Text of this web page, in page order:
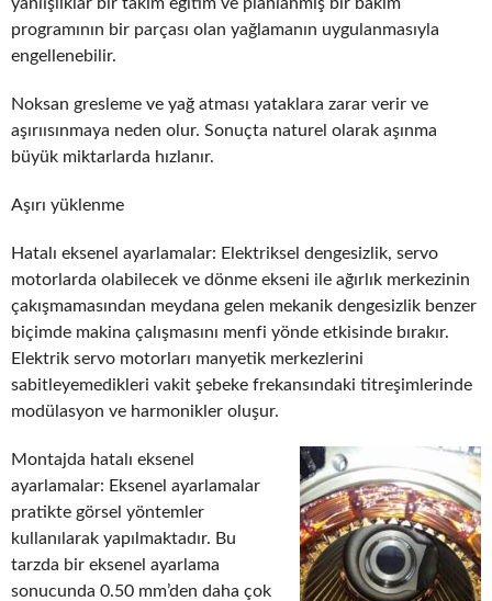
programının bir parçası olan yağlamanın uygulanmasıyla
engellenebilir.
Noksan gresleme ve yağ atması yataklara zarar verir ve
aşırıısınmaya neden olur. Sonuçta naturel olarak aşınma
büyük miktarlarda hızlanır.
Aşırı yüklenme
Hatalı eksenel ayarlamalar: Elektriksel dengesizlik, servo
motorlarda olabilecek ve dönme ekseni ile ağırlık merkezinin
çakışmamasından meydana gelen mekanik dengesizlik benzer
biçimde makina çalışmasını menfi yönde etkisinde bırakır.
Elektrik servo motorları manyetik merkezlerini
sabitleyemedikleri vakit şebeke frekansındaki titreşimlerinde
modülasyon ve harmonikler oluşur.
Montajda hatalı eksenel
ayarlamalar: Eksenel ayarlamalar
pratikte görsel yöntemler
kullanılarak yapılmaktadır. Bu
tarzda bir eksenel ayarlama
sonucunda 0.50 mm’den daha çok